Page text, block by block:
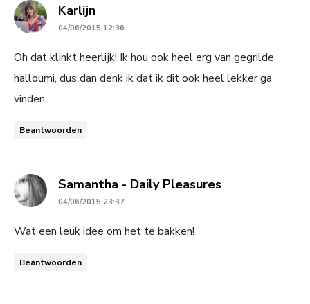
Karlijnsays:
04/06/2015 12:36
Oh dat klinkt heerlijk! Ik hou ook heel erg van gegrilde
halloumi, dus dan denk ik dat ik dit ook heel lekker ga
vinden.
Beantwoorden
Samantha - Daily Pleasuressays:
04/06/2015 23:37
Wat een leuk idee om het te bakken!
Beantwoorden